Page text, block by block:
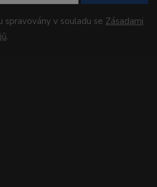
spravovány v souladu se Zásadami
.